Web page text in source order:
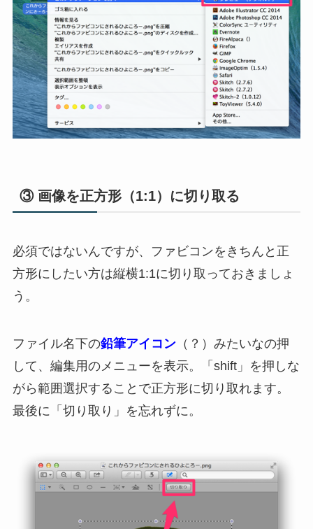
③ 画像を正方形（1:1）に切り取る
必須ではないんですが、ファビコンをきちんと正
方形にしたい方は縦横1:1に切り取っておきましょ
う。
ファイル名下の鉛筆アイコン（？）みたいなの押
して、編集用のメニューを表示。「shift」を押しな
がら範囲選択することで正方形に切り取れます。
最後に「切り取り」を忘れずに。